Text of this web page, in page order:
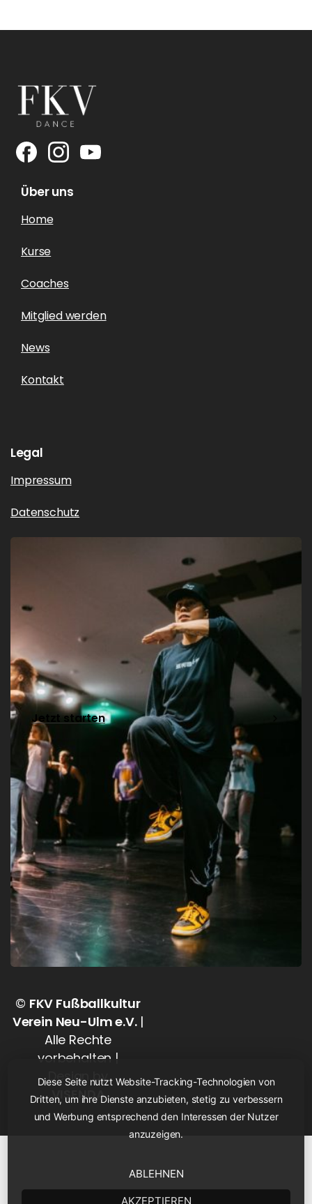
Über uns
Home
Kurse
Coaches
Mitglied werden
News
Kontakt
Legal
Impressum
Datenschutz
Jetzt starten
© FKV Fußballkultur
Verein Neu-Ulm e.V.|
Alle Rechte
vorbehalten |
Design by
VISENDA
Diese Seite nutzt Website-Tracking-Technologien von
Dritten, um ihre Dienste anzubieten, stetig zu verbessern
und Werbung entsprechend den Interessen der Nutzer
anzuzeigen.
ABLEHNEN
AKZEPTIEREN